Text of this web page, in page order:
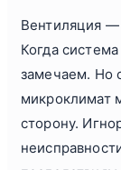
Вентиляция —
Когда
замечаем. Но
микроклимат
сторону.